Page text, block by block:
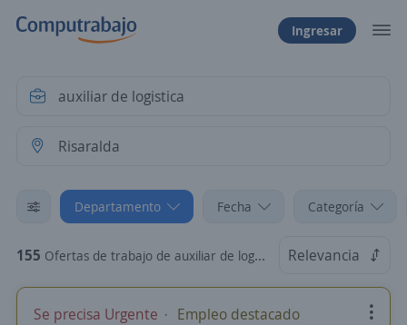
Ingresar
Departamento Fecha Categoría
155 Ofertas de trabajo de auxiliar de logistica en Risaralda Relevancia
Se precisa Urgente Empleo destacado